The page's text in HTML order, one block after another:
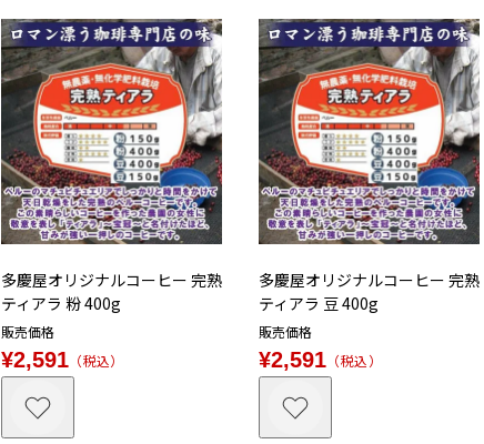
多慶屋オリジナルコーヒー 完熟
ティアラ 粉 400g
販売価格
¥2,591 税込
多慶屋オリジナルコーヒー 完熟
ティアラ 豆 400g
販売価格
¥2,591 税込